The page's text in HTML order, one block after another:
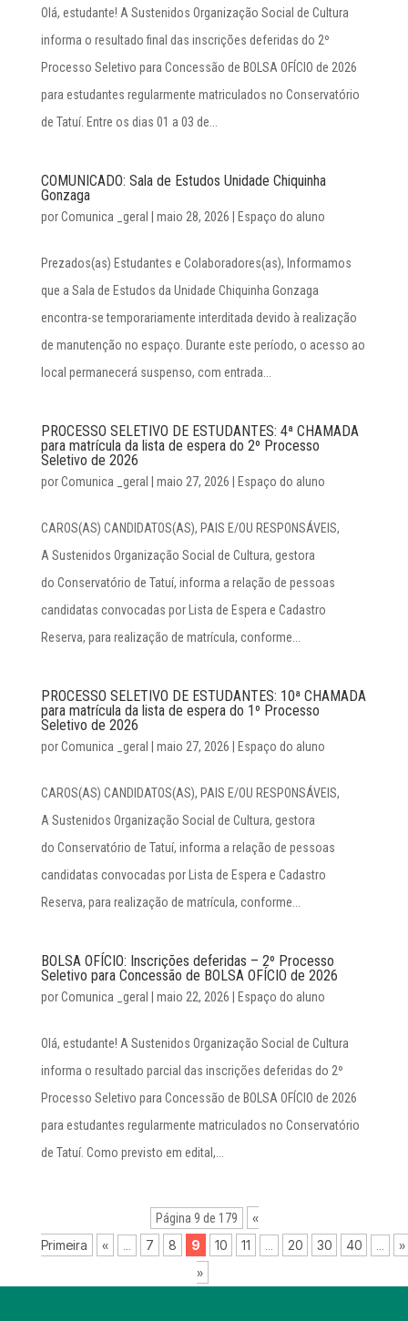
Olá, estudante! A Sustenidos Organização Social de Cultura
informa o resultado final das inscrições deferidas do 2º
Processo Seletivo para Concessão de BOLSA OFÍCIO de 2026
para estudantes regularmente matriculados no Conservatório
de Tatuí. Entre os dias 01 a 03 de...
COMUNICADO: Sala de Estudos Unidade Chiquinha
Gonzaga
porComunica _geral maio 28, 2026 Espaço do aluno
Prezados(as) Estudantes e Colaboradores(as), Informamos
que a Sala de Estudos da Unidade Chiquinha Gonzaga
encontra-se temporariamente interditada devido à realização
de manutenção no espaço. Durante este período, o acesso ao
local permanecerá suspenso, com entrada...
PROCESSO SELETIVO DE ESTUDANTES: 4ª CHAMADA
para matrícula da lista de espera do 2º Processo
Seletivo de 2026
porComunica _geral maio 27, 2026 Espaço do aluno
CAROS(AS) CANDIDATOS(AS), PAIS E/OU RESPONSÁVEIS,
A Sustenidos Organização Social de Cultura, gestora
do Conservatório de Tatuí, informa a relação de pessoas
candidatas convocadas por Lista de Espera e Cadastro
Reserva, para realização de matrícula, conforme...
PROCESSO SELETIVO DE ESTUDANTES: 10ª CHAMADA
para matrícula da lista de espera do 1º Processo
Seletivo de 2026
porComunica _geral maio 27, 2026 Espaço do aluno
CAROS(AS) CANDIDATOS(AS), PAIS E/OU RESPONSÁVEIS,
A Sustenidos Organização Social de Cultura, gestora
do Conservatório de Tatuí, informa a relação de pessoas
candidatas convocadas por Lista de Espera e Cadastro
Reserva, para realização de matrícula, conforme...
BOLSA OFÍCIO: Inscrições deferidas – 2º Processo
Seletivo para Concessão de BOLSA OFÍCIO de 2026
porComunica _geral maio 22, 2026 Espaço do aluno
Olá, estudante! A Sustenidos Organização Social de Cultura
informa o resultado parcial das inscrições deferidas do 2º
Processo Seletivo para Concessão de BOLSA OFÍCIO de 2026
para estudantes regularmente matriculados no Conservatório
de Tatuí. Como previsto em edital,...
Página 9 de 179
«
Primeira
« 7 8 9 10 11 20 30 40
»
»